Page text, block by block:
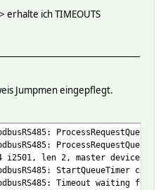
1
%.2f
1
FL32
1
ReactivePowerL2
FL32
%.2f
1
ReactivePowerL3
h32752-showGet 1
h32754-reading
h32754-showGet 1
obj-h32754-type unsigned
obj-h32754-unpack f>
room interfaces
verbose 5
reread
erhalte ich TIMEOUTS
Jumpmen eingepflegt.
len 2, master device
StartQueueTimer
Timeout waiting for